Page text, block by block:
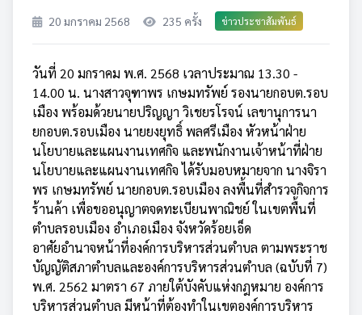
20 มกราคม 2568 235 ครั้ง ข่าวประชาสัมพันธ์
วันที่ 20 มกราคม พ.ศ. 2568 เวลาประมาณ 13.30 -
14.00 น. นางสาวจุฑาพร เกษมทรัพย์ รองนายกอบต.รอบ
เมือง พร้อมด้วยนายปริญญา วิเชยรโรจน์ เลขานุการนา
ยกอบต.รอบเมือง นายยงยุทธิ์ พลศรีเมือง หัวหน้าฝ่าย
นโยบายและแผนงานเทศกิจ และพนักงานเจ้าหน้าที่ฝ่าย
นโยบายและแผนงานเทศกิจ ได้รับมอบหมายจาก นางจิรา
พร เกษมทรัพย์ นายกอบต.รอบเมือง ลงพื้นที่สำรวจกิจการ
ร้านค้า เพื่อขออนุญาตจดทะเบียนพาณิชย์ ในเขตพื้นที่
ตำบลรอบเมือง อำเภอเมือง จังหวัดร้อยเอ็ด
อาศัยอำนาจหน้าที่องค์การบริหารส่วนตำบล ตามพระราช
บัญญัติสภาตำบลและองค์การบริหารส่วนตำบล (ฉบับที่ 7)
พ.ศ. 2562 มาตรา 67 ภายใต้บังคับแห่งกฎหมาย องค์การ
บริหารส่วนตำบล มีหน้าที่ต้องทำในเขตองค์การบริหาร